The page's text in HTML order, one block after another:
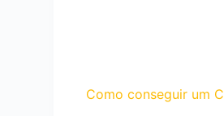
Como conseguir um